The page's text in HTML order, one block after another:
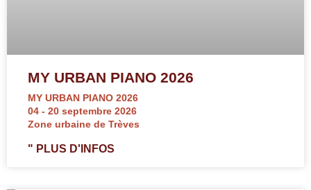
MY URBAN PIANO 2026
MY URBAN PIANO 2026
04 - 20 septembre 2026
Zone urbaine de Trèves
" PLUS D'INFOS